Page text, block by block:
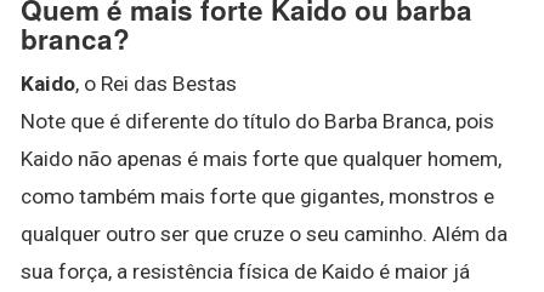
Quem é mais forte Kaido ou barba
branca?
Kaido, o Rei das Bestas
Note que é diferente do título do Barba Branca, pois
Kaido não apenas é mais forte que qualquer homem,
como também mais forte que gigantes, monstros e
qualquer outro ser que cruze o seu caminho. Além da
sua força, a resistência física de Kaido é maior já